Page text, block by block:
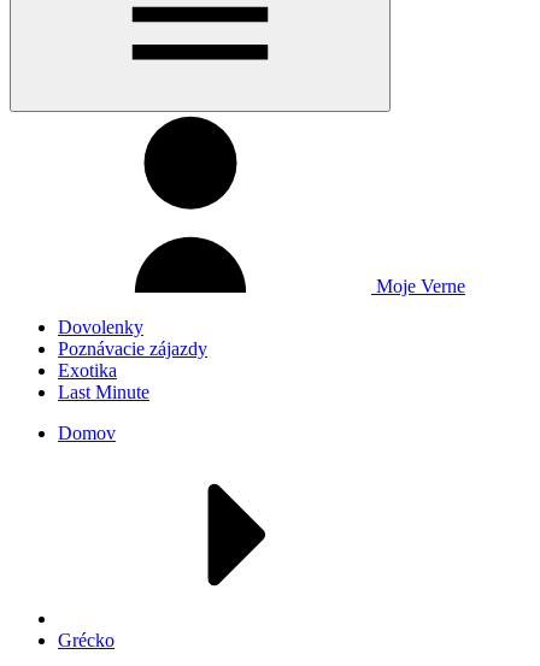
Moje Verne
Dovolenky
Poznávacie zájazdy
Exotika
Last Minute
Domov
Grécko